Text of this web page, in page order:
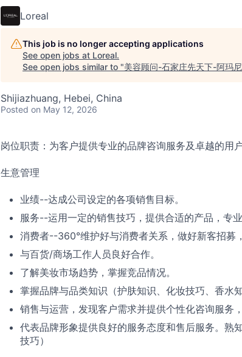
Loreal
This job is no longer accepting applications
See open jobs at Loreal.
See open jobs similar to "美容顾问-石家庄先天下-阿玛尼
Shijiazhuang, Hebei, China
Posted on May 12, 2026
岗位职责：为客户提供专业的品牌咨询服务及卓越的用
生意管理
业绩--达成公司设定的各项销售目标。
服务--运用一定的销售技巧，提供合适的产品，专
消费者--360°维护好与消费者关系，做好新客招募
与百货/商场工作人员良好合作。
了解美妆市场趋势，掌握竞品情况。
掌握品牌与品类知识（护肤知识、化妆技巧、香水知
销售与运营，发现客户需求并提供个性化咨询服务
代表品牌形象提供良好的服务态度和售后服务。熟
技巧）